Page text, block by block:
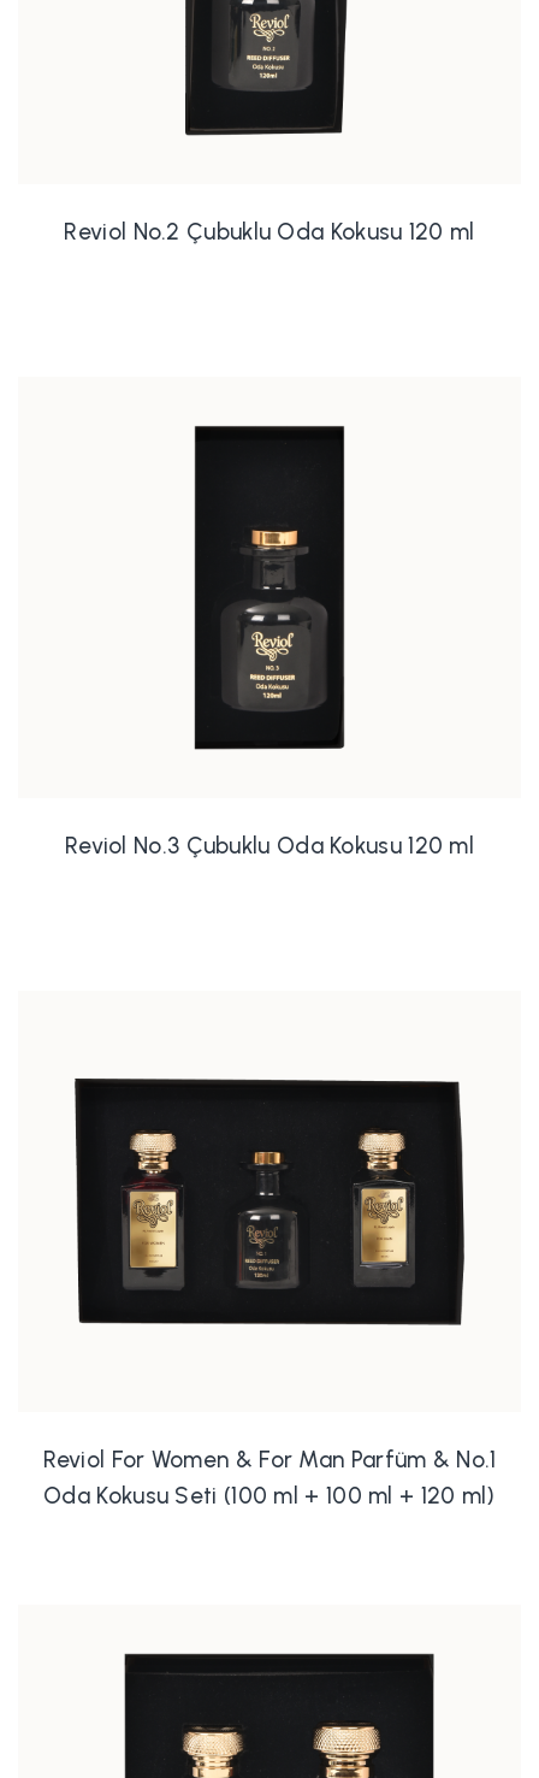
Reviol No.2 Çubuklu Oda Kokusu 120 ml
Reviol No.3 Çubuklu Oda Kokusu 120 ml
Reviol For Women & For Man Parfüm & No.1
Oda Kokusu Seti (100 ml + 100 ml + 120 ml)